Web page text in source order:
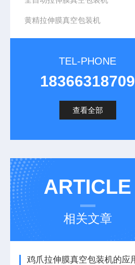
黄精拉伸膜真空包装机
TEL-PHONE
18366318709
查看全部
ARTICLE
相关文章